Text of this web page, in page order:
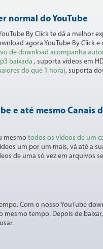
normal do YouTube
By Click te dá a melhor
agora YouTube By Click
de download acompanha
baixada , suporta vídeos em
do que 1 hora), suporta
e até mesmo Canais
mesmo todos os vídeos de um
um por um mais, vá até a
de uma só vez em arquivos
Com o nosso YouTube
mesmo tempo. Depois de